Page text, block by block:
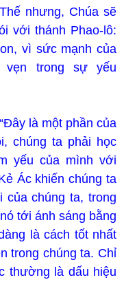
nhưng, Chúa sẽ
với thánh Phao-lô:
vì sức mạnh của
trong sự yếu
là một phần của
chúng ta phải học
yếu của mình với
Ác khiến chúng ta
chúng ta, trong
tới ánh sáng bằng
là cách tốt nhất
trong chúng ta. Chỉ
thường là dấu hiệu